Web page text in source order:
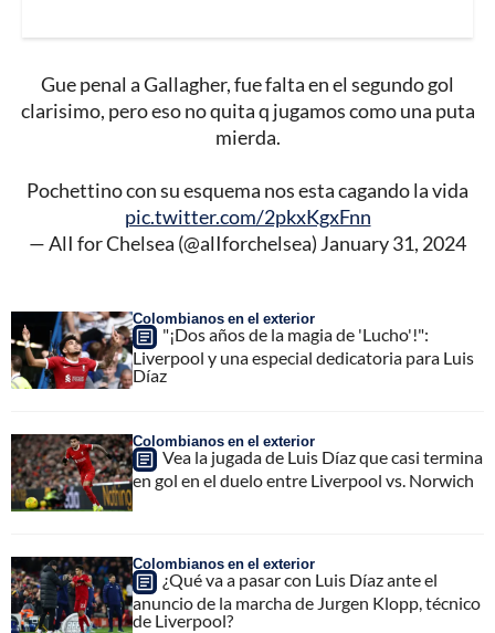
Gue penal a Gallagher, fue falta en el segundo gol
clarisimo, pero eso no quita q jugamos como una puta
mierda.
Pochettino con su esquema nos esta cagando la vida
pic.twitter.com/2pkxKgxFnn
— AlI for Chelsea (@alIforchelsea)January 31, 2024
Colombianos en el exterior
"¡Dos años de la magia de 'Lucho'!":
Liverpool y una especial dedicatoria para Luis
Díaz
Colombianos en el exterior
Vea la jugada de Luis Díaz que casi termina
en gol en el duelo entre Liverpool vs. Norwich
Colombianos en el exterior
¿Qué va a pasar con Luis Díaz ante el
anuncio de la marcha de Jurgen Klopp, técnico
de Liverpool?